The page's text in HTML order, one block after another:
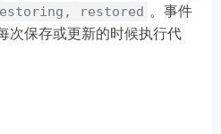
restored 。事件
次保存或更新的时候执行代